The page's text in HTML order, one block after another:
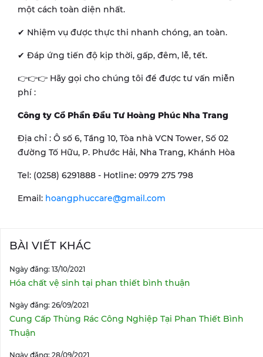
một cách toàn diện nhất.
✔ Nhiệm vụ được thực thi nhanh chóng, an toàn.
✔ Đáp ứng tiến độ kịp thời, gấp, đêm, lễ, tết.
👉👉👉 Hãy gọi cho chúng tôi để được tư vấn miễn
phí :
Công ty Cổ Phần Đầu Tư Hoàng Phúc Nha Trang
Địa chỉ : Ô số 6, Tầng 10, Tòa nhà VCN Tower, Số 02
đường Tố Hữu, P. Phước Hải, Nha Trang, Khánh Hòa
Tel: (0258) 6291888 - Hotline: 0979 275 798
Email: hoangphuccare@gmail.com
BÀI VIẾT KHÁC
Ngày đăng: 13/10/2021
Hóa chất vệ sinh tại phan thiết bình thuận
Ngày đăng: 26/09/2021
Cung Cấp Thùng Rác Công Nghiệp Tại Phan Thiết Bình
Thuận
Ngày đăng: 28/09/2021